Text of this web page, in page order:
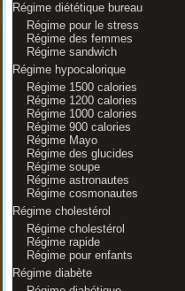
Régime diététique bureau
Régime pour le stress
Régime des femmes
Régime sandwich
Régime hypocalorique
Régime 1500 calories
Régime 1200 calories
Régime 1000 calories
Régime 900 calories
Régime Mayo
Régime des glucides
Régime soupe
Régime astronautes
Régime cosmonautes
Régime cholestérol
Régime cholestérol
Régime rapide
Régime pour enfants
Régime diabète